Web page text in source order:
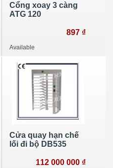
Cổng xoay 3 càng
ATG 120
897 ₫
Available
Cửa quay hạn chế
lối đi bộ DB535
112 000 000 ₫